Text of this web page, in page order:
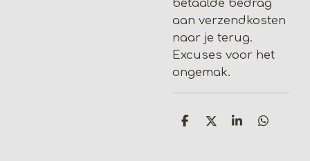
betaalde bedrag
aan verzendkosten
naar je terug.
Excuses voor het
ongemak.
D
D
S
D